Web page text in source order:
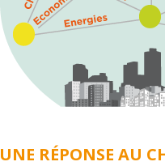
UNE RÉPONSE AU